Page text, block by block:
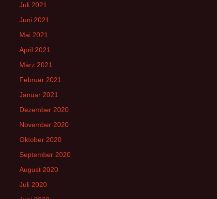
Juli 2021
Juni 2021
Mai 2021
April 2021
März 2021
Februar 2021
Januar 2021
Dezember 2020
November 2020
Oktober 2020
September 2020
August 2020
Juli 2020